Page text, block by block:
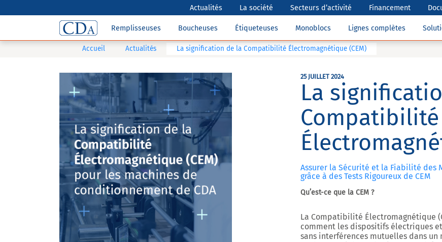
Actualités La société Secteurs d’activité Financement
Remplisseuses Boucheuses Étiqueteuses Monoblocs Lignes complètes
Accueil Actualités La signification de la Compatibilité Électromagnétique (CEM)
25 JUILLET 2024
La
Compatibilité
Assurer la Sécurité et la Fiabilité des
grâce à des Tests Rigoureux de CEM
Qu’est-ce que la CEM ?
La Compatibilité Électromagnétique
comment les dispositifs électriques
sans interférences mutuelles dans